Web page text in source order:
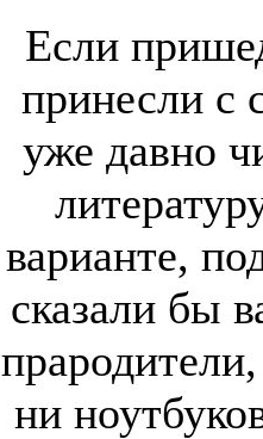
Если
принесли с
уже давно
варианте,
сказали бы
ни